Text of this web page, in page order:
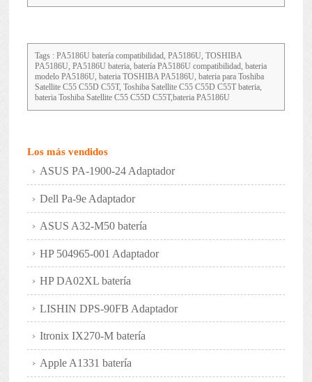
Tags : PA5186U batería compatibilidad, PA5186U, TOSHIBA
PA5186U, PA5186U bateria, batería PA5186U compatibilidad, bateria
modelo PA5186U, bateria TOSHIBA PA5186U, bateria para Toshiba
Satellite C55 C55D C55T, Toshiba Satellite C55 C55D C55T bateria,
bateria Toshiba Satellite C55 C55D C55T,bateria PA5186U
Los más vendidos
ASUS PA-1900-24 Adaptador
Dell Pa-9e Adaptador
ASUS A32-M50 batería
HP 504965-001 Adaptador
HP DA02XL batería
LISHIN DPS-90FB Adaptador
Itronix IX270-M batería
Apple A1331 batería